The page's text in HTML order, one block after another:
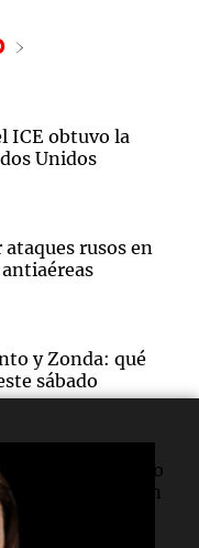
ICE obtuvo la
Unidos
rusos en
y Zonda: qué
sábado
como secretario
ajustada votación